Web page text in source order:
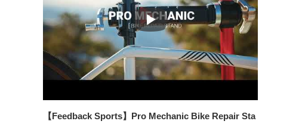
【Feedback Sports】Pro Mechanic Bike Repair Sta